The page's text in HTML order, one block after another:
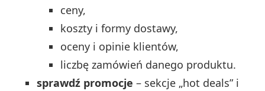
ceny,
koszty i formy dostawy,
oceny i opinie klientów,
liczbę zamówień danego produktu.
sprawdź promocje – sekcje „hot deals” i